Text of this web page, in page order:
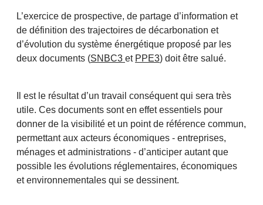
L’exercice de prospective, de partage d’information et
de définition des trajectoires de décarbonation et
d’évolution du système énergétique proposé par les
deux documents (SNBC3 et PPE3) doit être salué.
Il est le résultat d’un travail conséquent qui sera très
utile. Ces documents sont en effet essentiels pour
donner de la visibilité et un point de référence commun,
permettant aux acteurs économiques - entreprises,
ménages et administrations - d’anticiper autant que
possible les évolutions réglementaires, économiques
et environnementales qui se dessinent.